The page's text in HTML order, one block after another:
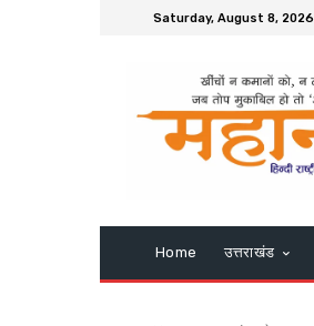
Saturday, August 8, 2026
Home उत्तराखंड